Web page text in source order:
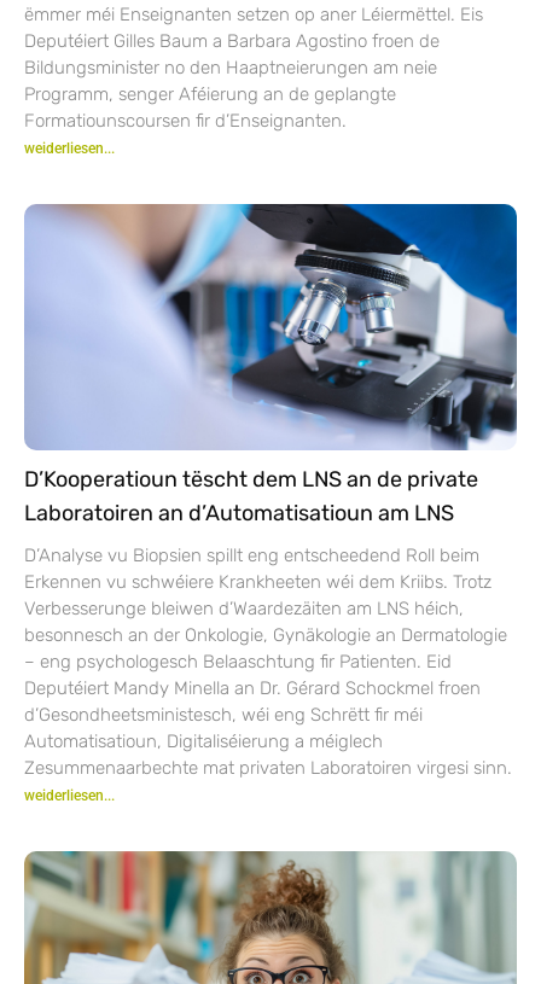
ëmmer méi Enseignanten setzen op aner Léiermëttel. Eis
Deputéiert Gilles Baum a Barbara Agostino froen de
Bildungsminister no den Haaptneierungen am neie
Programm, senger Aféierung an de geplangte
Formatiounscoursen fir d’Enseignanten.
weiderliesen...
D’Kooperatioun tëscht dem LNS an de private
Laboratoiren an d’Automatisatioun am LNS
D’Analyse vu Biopsien spillt eng entscheedend Roll beim
Erkennen vu schwéiere Krankheeten wéi dem Kriibs. Trotz
Verbesserunge bleiwen d’Waardezäiten am LNS héich,
besonnesch an der Onkologie, Gynäkologie an Dermatologie
– eng psychologesch Belaaschtung fir Patienten. Eid
Deputéiert Mandy Minella an Dr. Gérard Schockmel froen
d’Gesondheetsministesch, wéi eng Schrëtt fir méi
Automatisatioun, Digitaliséierung a méiglech
Zesummenaarbechte mat privaten Laboratoiren virgesi sinn.
weiderliesen...